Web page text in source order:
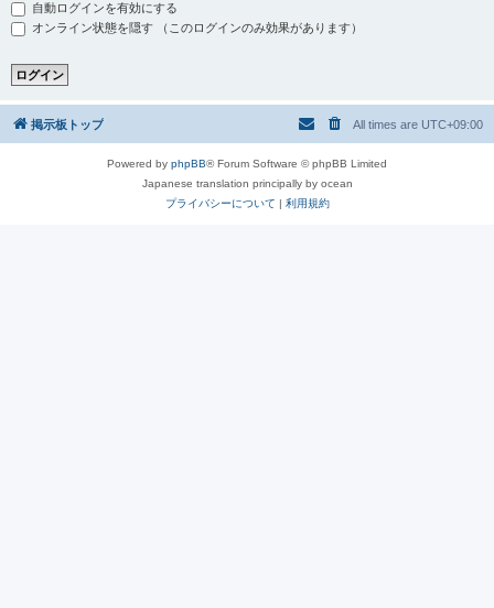
自動ログインを有効にする
オンライン状態を隠す （このログインのみ効果があります）
掲示板トップ All times are UTC+09:00
Powered by phpBB® Forum Software © phpBB Limited
Japanese translation principally by ocean
プライバシーについて | 利用規約